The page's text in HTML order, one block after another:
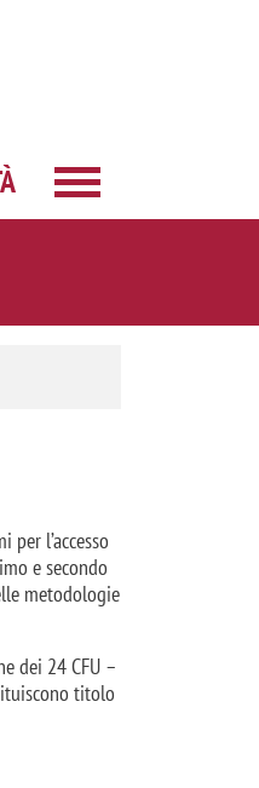
l’accesso
e secondo
metodologie
dei 24 CFU –
titolo